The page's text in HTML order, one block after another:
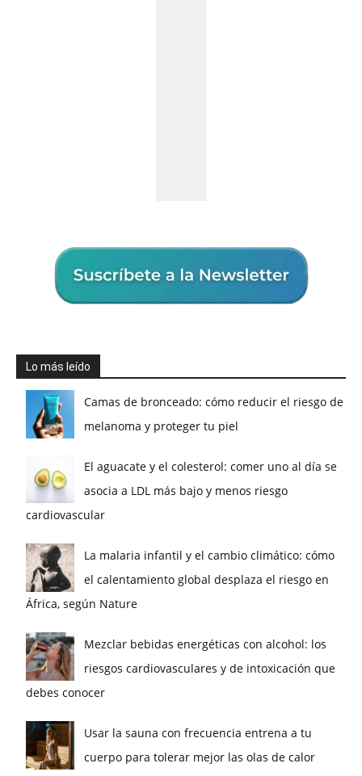
Lo más leído
Camas de bronceado: cómo reducir el riesgo de
melanoma y proteger tu piel
El aguacate y el colesterol: comer uno al día se
asocia a LDL más bajo y menos riesgo
cardiovascular
La malaria infantil y el cambio climático: cómo
el calentamiento global desplaza el riesgo en
África, según Nature
Mezclar bebidas energéticas con alcohol: los
riesgos cardiovasculares y de intoxicación que
debes conocer
Usar la sauna con frecuencia entrena a tu
cuerpo para tolerar mejor las olas de calor